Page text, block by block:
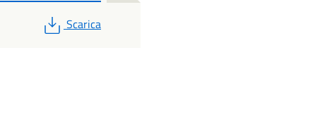
PDF
Scarica